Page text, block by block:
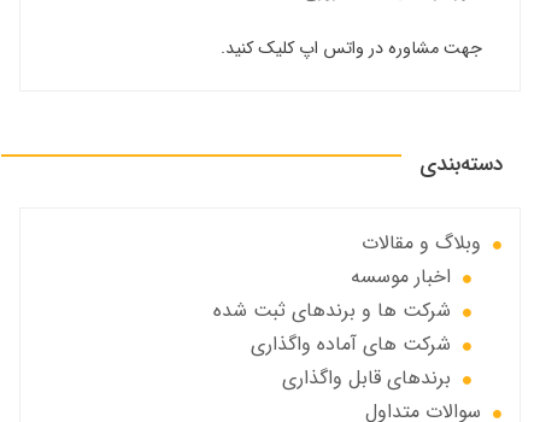
جهت مشاوره در واتس اپ کلیک کنید.
دسته‌بندی
وبلاگ و مقالات
اخبار موسسه
شرکت ها و برندهای ثبت شده
شرکت های آماده واگذاری
برندهای قابل واگذاری
سوالات متداول